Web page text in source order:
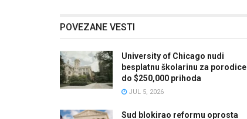
POVEZANE VESTI
University of Chicago nudi
besplatnu školarinu za porodice
do $250,000 prihoda
JUL 5, 2026
Sud blokirao reformu oprosta